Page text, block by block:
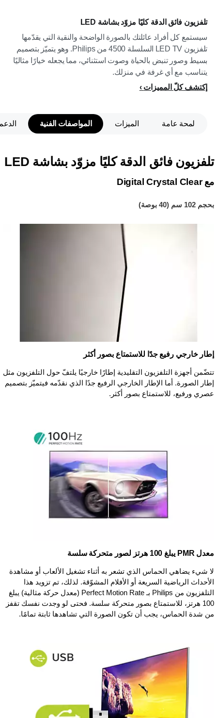
تلفزيون فائق الدقة كليًا مزوّد بشاشة LED
سيستمع كل أفراد عائلتك بالصورة الواضحة والنقية التي يقدّمها
تلفزيون LED TV السلسلة 4500 من Philips. وهو يتميّز بتصميم
بسيط وصور تنبض بالحياة وصوت استثنائي، مما يجعله خيارًا مثاليًا
يتناسب مع أي غرفة في منزلك.
إكتشف كلّ المميزات
لمحة عامة الميزات المواصفات الفنية
تلفزيون فائق الدقة كليًا مزوّد بشاشة LED
مع Digital Crystal Clear
بحجم 102 سم (40 بوصة)
إطار خارجي رفيع جدًا للاستمتاع بصور أكثر
تتضّمن أجهزة التلفزيون التقليدية إطارًا خارجيًا يلتفّ حول التلفزيون مثل
إطار الصورة. أما الإطار الخارجي الرفيع جدًا الذي نقدّمه فيتميّز بتصميم
عصري ورفيع، للاستمتاع بصور أكثر.
معدل PMR يبلغ 100 هرتز لصور متحركة سلسة
لا شيء يضاهي الحماس الذي تشعر به أثناء تشغيل الألعاب أو مشاهدة
الأحداث الرياضية السريعة أو الأفلام المشوّقة. لذلك، تم تزويد هذا
التلفزيون من Philips بـ Perfect Motion Rate (معدل حركة مثالية) يبلغ
100 هرتز، للاستمتاع بصور متحركة سلسة. فحتى لو وجدت نفسك تقفز
من شدة الحماس، يجب أن تكون الصورة التي تشاهدها ثابتة تمامًا.